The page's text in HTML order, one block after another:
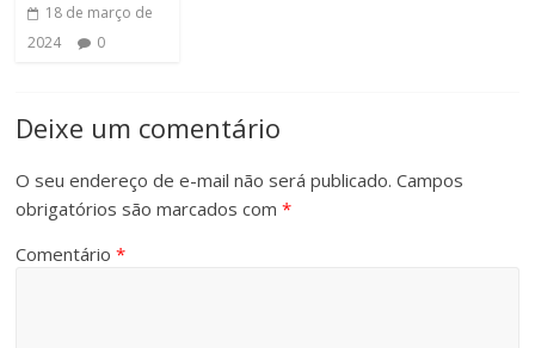
18 de março de
2024
0
Deixe um comentário
O seu endereço de e-mail não será publicado. Campos
obrigatórios são marcados com*
Comentário*